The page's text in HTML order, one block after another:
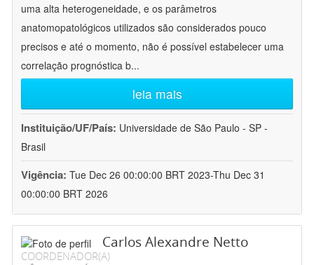
uma alta heterogeneidade, e os parâmetros
anatomopatológicos utilizados são considerados pouco
precisos e até o momento, não é possível estabelecer uma
correlação prognóstica b...
leia mais
Instituição/UF/País: Universidade de São Paulo - SP -
Brasil
Vigência: Tue Dec 26 00:00:00 BRT 2023-Thu Dec 31
00:00:00 BRT 2026
Carlos Alexandre Netto
COORDENADOR(A)